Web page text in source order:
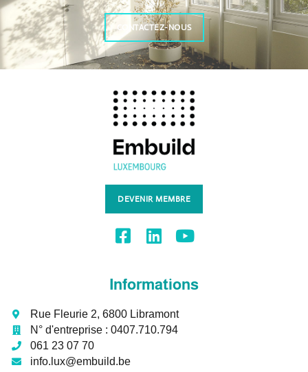
CONTACTEZ-NOUS
DEVENIR MEMBRE
Informations
Rue Fleurie 2, 6800 Libramont
N° d'entreprise : 0407.710.794
061 23 07 70
info.lux@embuild.be